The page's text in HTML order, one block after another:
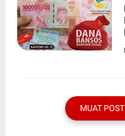
MUAT